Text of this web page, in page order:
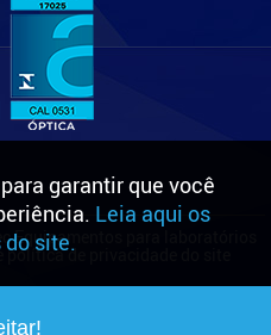
Equipamentos para laboratórios
política de privacidade do site
garantir que você
Leia aqui os
site.